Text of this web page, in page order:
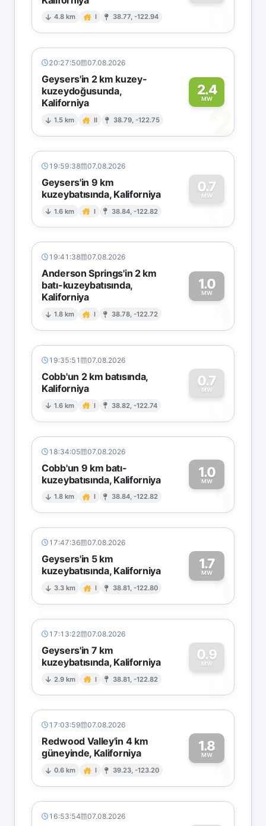
4.8 km I 38.77, -122.94 0
20:27:50 07.08.2026
Geysers'in 2 km kuzey-
kuzeydoğusunda,
Kaliforniya
1.5 km II 38.79, -122.75
2.4
MW
2
19:59:38 07.08.2026
Geysers'in 9 km
kuzeybatısında, Kaliforniya
1.6 km I 38.84, -122.82
0.7
MW
0
19:41:38 07.08.2026
Anderson Springs'in 2 km
batı-kuzeybatısında,
Kaliforniya
1.8 km I 38.78, -122.72
1.0
MW
1
19:35:51 07.08.2026
Cobb'un 2 km batısında,
Kaliforniya
1.6 km I 38.82, -122.74
0.7
MW
0
18:34:05 07.08.2026
Cobb'un 9 km batı-
kuzeybatısında, Kaliforniya
1.8 km I 38.84, -122.82
1.0
MW1
17:47:36 07.08.2026
Geysers'in 5 km
kuzeybatısında, Kaliforniya
3.3 km I 38.81, -122.80
1.7
MW1
17:13:22 07.08.2026
Geysers'in 7 km
kuzeybatısında, Kaliforniya
2.9 km I 38.81, -122.82
0.9
MW
0
17:03:59 07.08.2026
Redwood Valley'in 4 km
güneyinde, Kaliforniya
0.6 km I 39.23, -123.20
1.8
MW1
16:53:54 07.08.2026